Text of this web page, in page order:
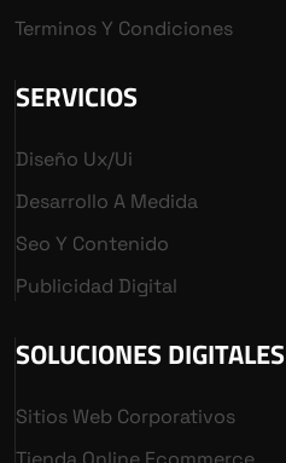
Terminos Y Condiciones
SERVICIOS
Diseño Ux/ui
Desarrollo A Medida
Seo Y Contenido
Publicidad Digital
SOLUCIONES DIGITALES
Sitios Web Corporativos